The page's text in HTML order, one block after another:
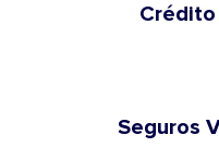
Seguros